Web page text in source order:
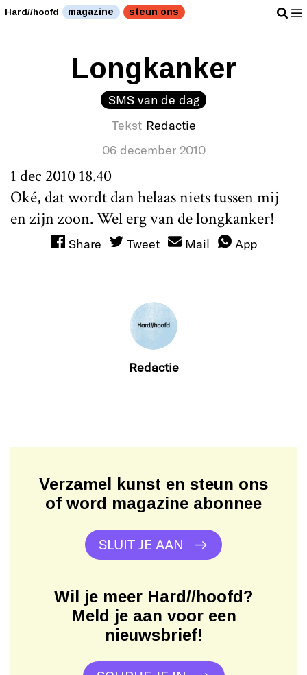
Hard//hoofd magazine steun ons
Longkanker
SMS van de dag
Tekst Redactie
06 december 2010
1 dec 2010 18.40
Oké, dat wordt dan helaas niets tussen mij
en zijn zoon. Wel erg van de longkanker!
Share Tweet Mail App
Redactie
Verzamel kunst en steun ons
of word magazine abonnee
SLUIT JE AAN
Wil je meer Hard//hoofd?
Meld je aan voor een
nieuwsbrief!